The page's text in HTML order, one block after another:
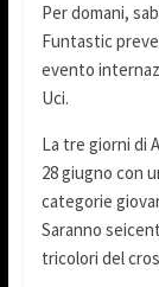
Per domani,
Funtastic
evento
Uci.
La tre giorni di
28 giugno con
categorie
Saranno
tricolori del